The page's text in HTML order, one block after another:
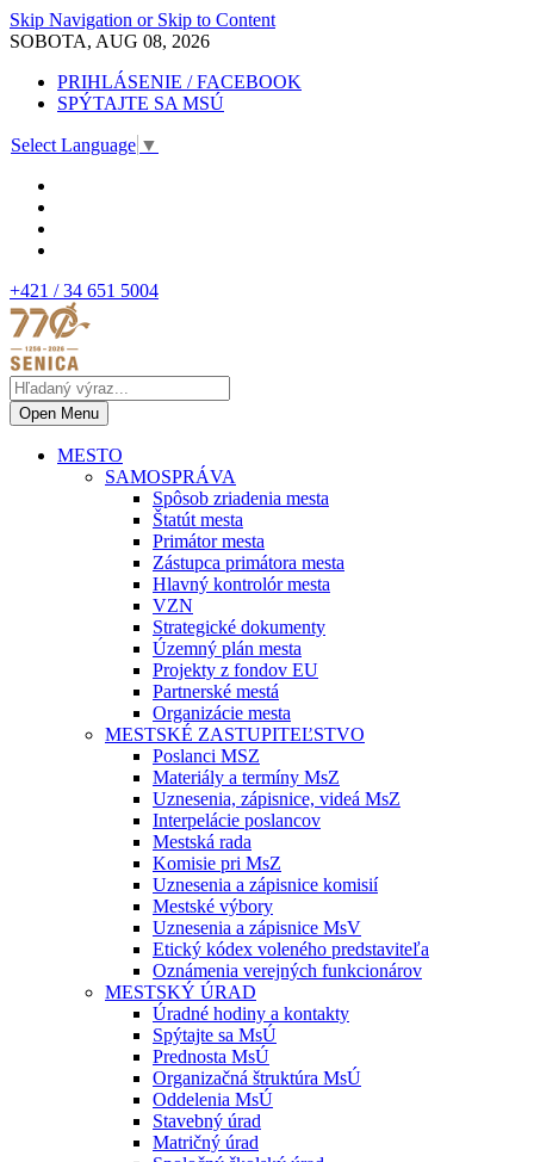
Skip Navigation or Skip to Content
SOBOTA, AUG 08, 2026
PRIHLÁSENIE / FACEBOOK
SPÝTAJTE SA MSÚ
Select Language ▼
+421 / 34 651 5004
Open Menu
MESTO
SAMOSPRÁVA
Spôsob zriadenia mesta
Štatút mesta
Primátor mesta
Zástupca primátora mesta
Hlavný kontrolór mesta
VZN
Strategické dokumenty
Územný plán mesta
Projekty z fondov EU
Partnerské mestá
Organizácie mesta
MESTSKÉ ZASTUPITEĽSTVO
Poslanci MSZ
Materiály a termíny MsZ
Uznesenia, zápisnice, videá MsZ
Interpelácie poslancov
Mestská rada
Komisie pri MsZ
Uznesenia a zápisnice komisií
Mestské výbory
Uznesenia a zápisnice MsV
Etický kódex voleného predstaviteľa
Oznámenia verejných funkcionárov
MESTSKÝ ÚRAD
Úradné hodiny a kontakty
Spýtajte sa MsÚ
Prednosta MsÚ
Organizačná štruktúra MsÚ
Oddelenia MsÚ
Stavebný úrad
Matričný úrad